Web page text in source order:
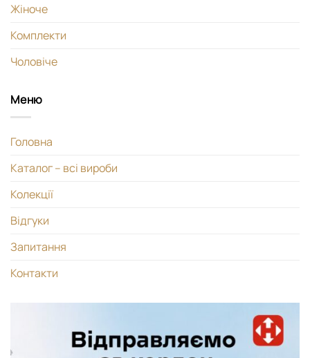
Жіноче
Комплекти
Чоловіче
Меню
Головна
Каталог – всі вироби
Колекції
Відгуки
Запитання
Контакти